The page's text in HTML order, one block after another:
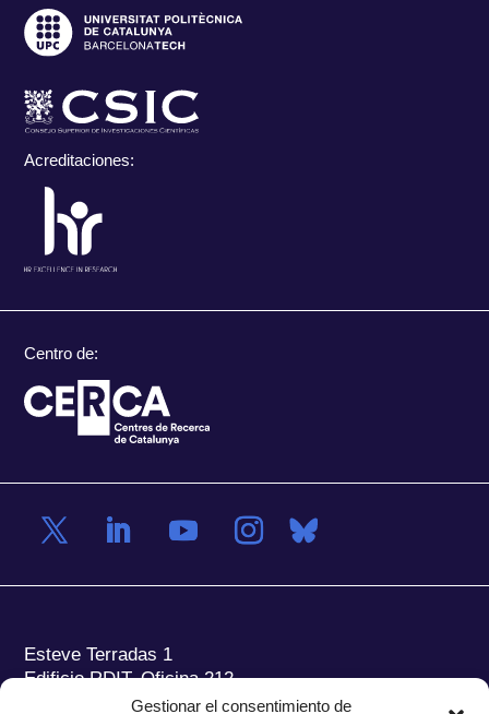
Gestionar el consentimiento de
Acreditaciones:
Centro de:
Esteve Terradas 1
Edificio RDIT, Oficina 212